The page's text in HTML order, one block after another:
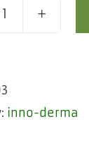
UVB/UVA
quantity
inno-derma